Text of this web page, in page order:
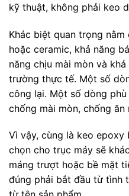
kỹ thuật, không phải keo
Khác biệt quan trọng
hoặc ceramic, khả năng
năng chịu mài mòn và
trường thực tế. Một số
công lại. Một số dòng
chống mài mòn, chống
Vì vậy, cùng là keo
chọn cho trục máy sẽ
máng trượt hoặc bề mặt
đúng phải bắt đầu từ tình